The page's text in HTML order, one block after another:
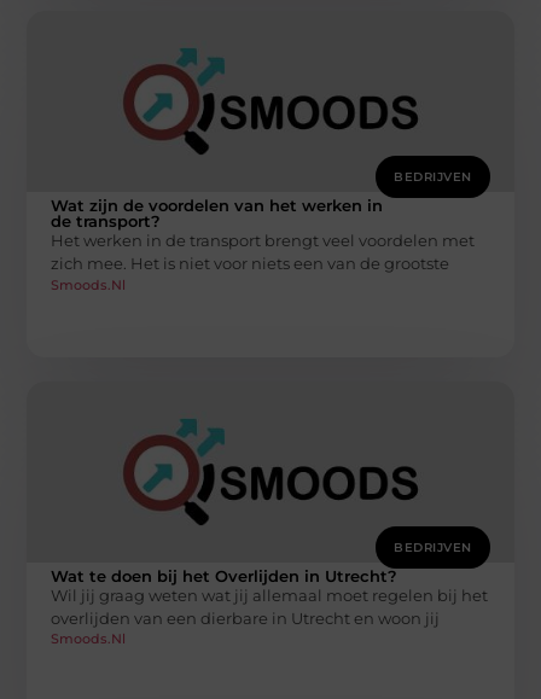
BEDRIJVEN
Wat zijn de voordelen van het werken in
de transport?
Het werken in de transport brengt veel voordelen met
zich mee. Het is niet voor niets een van de grootste
Smoods.nl
BEDRIJVEN
Wat te doen bij het Overlijden in Utrecht?
Wil jij graag weten wat jij allemaal moet regelen bij het
overlijden van een dierbare in Utrecht en woon jij
Smoods.nl